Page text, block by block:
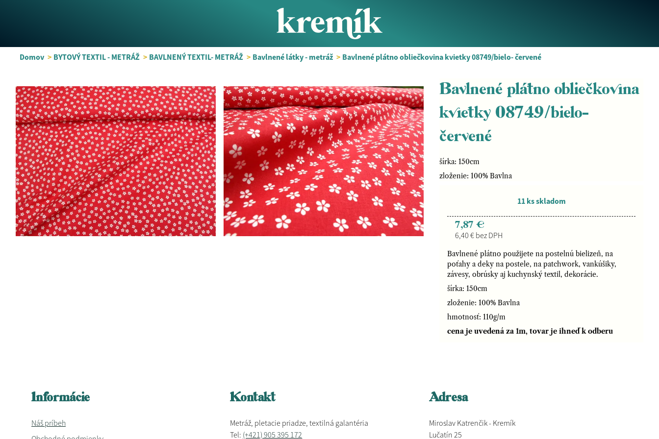
Domov > BYTOVÝ TEXTIL - METRÁŽ > BAVLNENÝ TEXTIL- METRÁŽ > Bavlnené látky - metráž > Bavlnené plátno obliečkovina kvietky 08749/bielo- červené
Bavlnené plátno obliečkovina
kvietky 08749/bielo-
červené
šírka: 150cm
zloženie: 100% Bavlna
11 ks skladom
7,87 €
6,40 € bez DPH
Bavlnené plátno použijete na postelnú bielizeň, na
poťahy a deky na postele, na patchwork, vankúšiky,
závesy, obrúsky aj kuchynský textil, dekorácie.
šírka: 150cm
zloženie: 100% Bavlna
hmotnosť: 110g/m
cena je uvedená za 1m, tovar je ihneď k odberu
Informácie
Náš príbeh
Kontakt
Metráž, pletacie priadze, textilná galantéria
Tel: (+421) 905 395 172
Adresa
Miroslav Katrenčik - Kremík
Lučatín 25